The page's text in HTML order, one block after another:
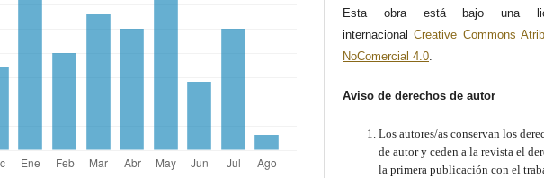
Esta obra está bajo una
internacionalCreative Commons
NoComercial 4.0.
Aviso de derechos de autor
Los autores/as conservan los
de autor y ceden a la revista el
la primera publicación con el